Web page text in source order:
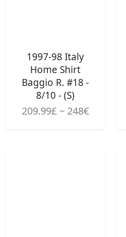
1997-98 Italy
Home Shirt
Baggio R. #18 -
8/10 - (S)
209.99£ ~ 248€